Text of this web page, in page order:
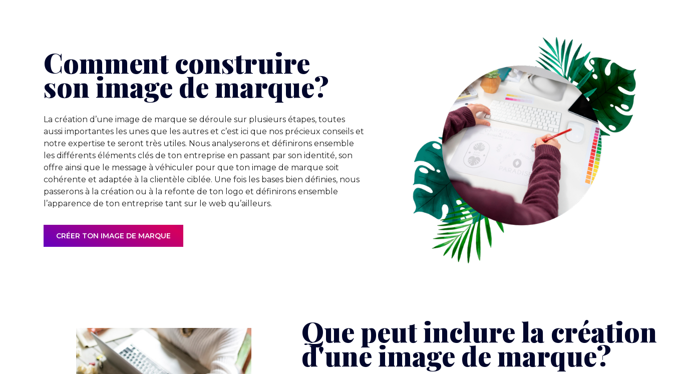
Comment construire
son image de marque?
La création d’une image de marque se déroule sur plusieurs étapes, toutes
aussi importantes les unes que les autres et c’est ici que nos précieux conseils et
notre expertise te seront très utiles. Nous analyserons et définirons ensemble
les différents éléments clés de ton entreprise en passant par son identité, son
offre ainsi que le message à véhiculer pour que ton image de marque soit
cohérente et adaptée à la clientèle ciblée. Une fois les bases bien définies, nous
passerons à la création ou à la refonte de ton logo et définirons ensemble
l’apparence de ton entreprise tant sur le web qu’ailleurs.
CRÉER TON IMAGE DE MARQUE
Que peut inclure la création
d'une image de marque?